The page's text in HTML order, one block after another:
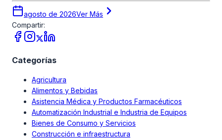
agosto de 2026Ver Más
Compartir:
Categorías
Agricultura
Alimentos y Bebidas
Asistencia Médica y Productos Farmacéuticos
Automatización Industrial e Industria de Equipos
Bienes de Consumo y Servicios
Construcción e infraestructura